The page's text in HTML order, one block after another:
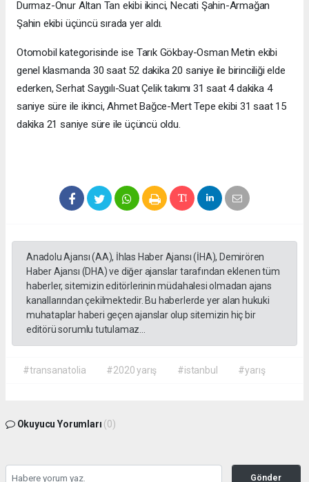
Durmaz-Onur Altan Tan ekibi ikinci, Necati Şahin-Armağan
Şahin ekibi üçüncü sırada yer aldı.
Otomobil kategorisinde ise Tarık Gökbay-Osman Metin ekibi
genel klasmanda 30 saat 52 dakika 20 saniye ile birinciliği elde
ederken, Serhat Saygılı-Suat Çelik takımı 31 saat 4 dakika 4
saniye süre ile ikinci, Ahmet Bağce-Mert Tepe ekibi 31 saat 15
dakika 21 saniye süre ile üçüncü oldu.
Anadolu Ajansı (AA), İhlas Haber Ajansı (İHA), Demirören
Haber Ajansı (DHA) ve diğer ajanslar tarafından eklenen tüm
haberler, sitemizin editörlerinin müdahalesi olmadan ajans
kanallarından çekilmektedir. Bu haberlerde yer alan hukuki
muhataplar haberi geçen ajanslar olup sitemizin hiç bir
editörü sorumlu tutulamaz...
#transanatolia #2020 yarış #istanbul #yarış
Okuyucu Yorumları (0)
Gönder